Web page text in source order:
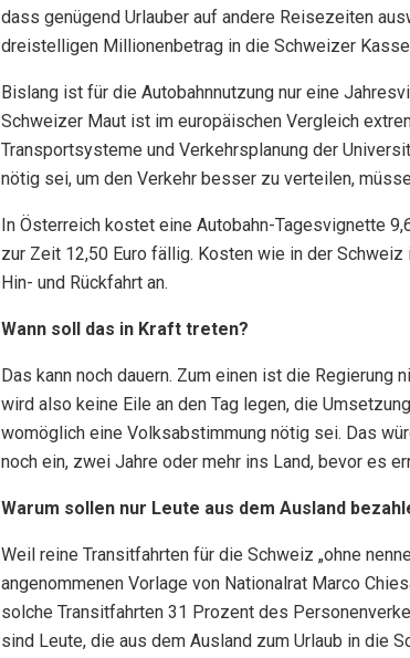
dass genügend Urlauber auf andere Reisezeiten
dreistelligen Millionenbetrag in die Schweizer
Bislang ist für die Autobahnnutzung nur eine
Schweizer Maut ist im europäischen Vergleich
Transportsysteme und Verkehrsplanung der
nötig sei, um den Verkehr besser zu verteilen,
In Österreich kostet eine Autobahn-Tagesvignette
zur Zeit 12,50 Euro fällig. Kosten wie in der
Hin- und Rückfahrt an.
Wann soll das in Kraft treten?
Das kann noch dauern. Zum einen ist die
wird also keine Eile an den Tag legen, die
womöglich eine Volksabstimmung nötig sei. Das
noch ein, zwei Jahre oder mehr ins Land, bevor es
Warum sollen nur Leute aus dem Ausland
Weil reine Transitfahrten für die Schweiz „ohne
angenommenen Vorlage von Nationalrat Marco
solche Transitfahrten 31 Prozent des
sind Leute, die aus dem Ausland zum Urlaub in die